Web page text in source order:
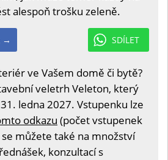
alespoň trošku zeleně.
SDÍLET
→
ve Vašem domě či bytě?
veletrh Veleton, který
ledna 2027. Vstupenku lze
odkazu (počet vstupenek
můžete také na množství
konzultací s